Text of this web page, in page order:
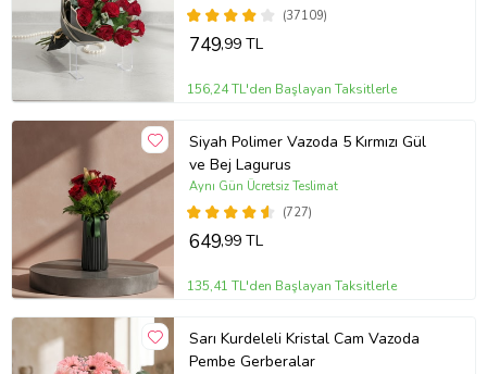
(37109)
749,99 TL
156,24 TL'den Başlayan Taksitlerle
Siyah Polimer Vazoda 5 Kırmızı Gül
ve Bej Lagurus
(727)
Aynı Gün Ücretsiz Teslimat
649,99 TL
135,41 TL'den Başlayan Taksitlerle
Sarı Kurdeleli Kristal Cam Vazoda
Pembe Gerberalar